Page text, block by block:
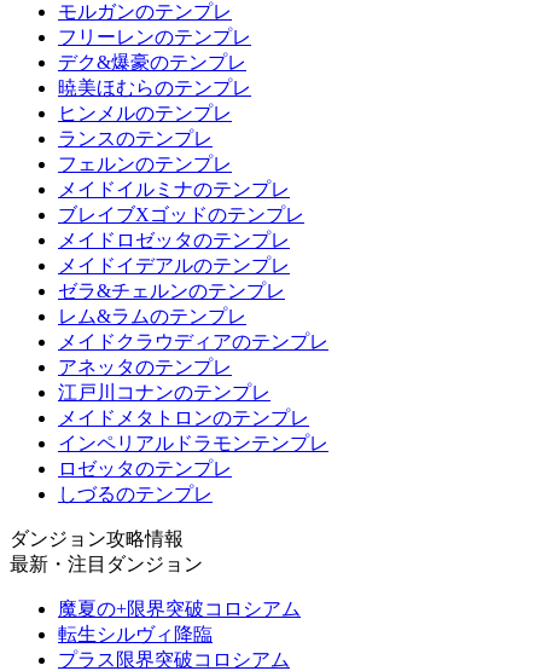
モルガンのテンプレ
フリーレンのテンプレ
デク&爆豪のテンプレ
暁美ほむらのテンプレ
ヒンメルのテンプレ
ランスのテンプレ
フェルンのテンプレ
メイドイルミナのテンプレ
ブレイブXゴッドのテンプレ
メイドロゼッタのテンプレ
メイドイデアルのテンプレ
ゼラ&チェルンのテンプレ
レム&ラムのテンプレ
メイドクラウディアのテンプレ
アネッタのテンプレ
江戸川コナンのテンプレ
メイドメタトロンのテンプレ
インペリアルドラモンテンプレ
ロゼッタのテンプレ
しづるのテンプレ
ダンジョン攻略情報
最新・注目ダンジョン
魔夏の+限界突破コロシアム
転生シルヴィ降臨
プラス限界突破コロシアム